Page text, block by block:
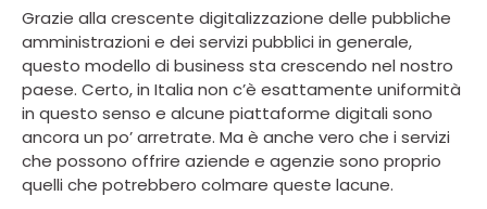
Grazie alla crescente digitalizzazione delle pubbliche
amministrazioni e dei servizi pubblici in generale,
questo modello di business sta crescendo nel nostro
paese. Certo, in Italia non c’è esattamente uniformità
in questo senso e alcune piattaforme digitali sono
ancora un po’ arretrate. Ma è anche vero che i servizi
che possono offrire aziende e agenzie sono proprio
quelli che potrebbero colmare queste lacune.